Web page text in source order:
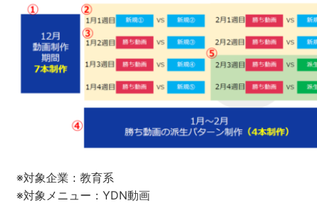
※対象企業：教育系
※対象メニュー：YDN動画